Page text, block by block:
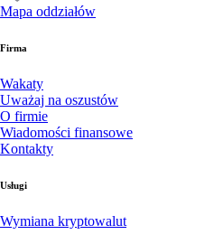
Mapa oddziałów
Firma
Wakaty
Uważaj na oszustów
O firmie
Wiadomości finansowe
Kontakty
Usługi
Wymiana kryptowalut